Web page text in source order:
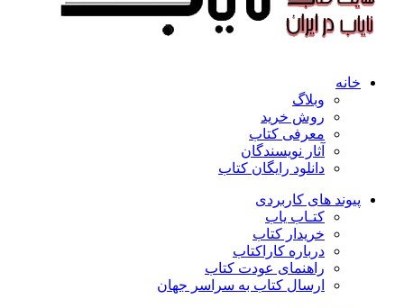
خانه
وبلاگ
روش خرید
معرفی کتاب
آثار نویسندگان
دانلود رایگان کتاب
پیوند های کاربردی
کتـاب یاب
خریدار کتاب
درباره کاراکتاب
راهنمای عودت کتاب
ارسال کتاب به سراسر جهان